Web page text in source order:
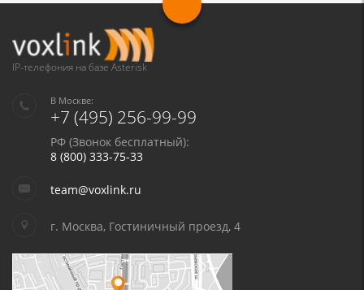
IP-телефония на базе Asterisk
В Москве:
+7 (495) 256-99-99
РФ (Звонок бесплатный):
8 (800) 333-75-33
team@voxlink.ru
г. Москва, Гостиничный проезд, 4